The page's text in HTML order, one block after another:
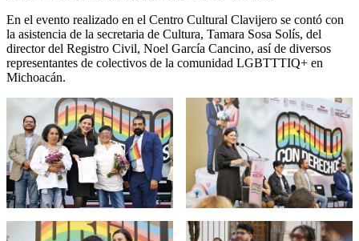
En el evento realizado en el Centro Cultural Clavijero se contó con
la asistencia de la secretaria de Cultura, Tamara Sosa Solís, del
director del Registro Civil, Noel García Cancino, así de diversos
representantes de colectivos de la comunidad LGBTTTIQ+ en
Michoacán.